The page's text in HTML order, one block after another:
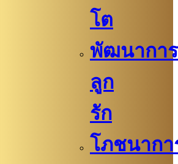
โต
พัฒนาการ
ลูก
รัก
โภชนากา